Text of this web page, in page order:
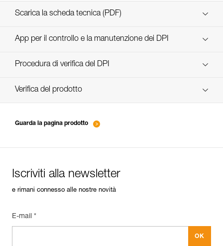
Scarica la scheda tecnica (PDF)
Technical Notice
App per il controllo e la manutenzione dei DPI
scopri ePPEcentre
Procedura di verifica del DPI
verif EPI-CONNECTEURS-procedure-IT
Verifica del prodotto
Guarda la pagina prodotto
Iscriviti alla newsletter
e rimani connesso alle nostre novità
E-mail *